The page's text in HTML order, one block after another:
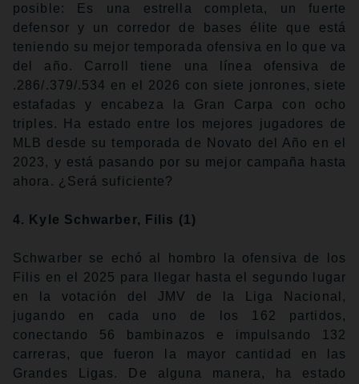
posible: Es una estrella completa, un fuerte
defensor y un corredor de bases élite que está
teniendo su mejor temporada ofensiva en lo que va
del año. Carroll tiene una línea ofensiva de
.286/.379/.534 en el 2026 con siete jonrones, siete
estafadas y encabeza la Gran Carpa con ocho
triples. Ha estado entre los mejores jugadores de
MLB desde su temporada de Novato del Año en el
2023, y está pasando por su mejor campaña hasta
ahora. ¿Será suficiente?
4. Kyle Schwarber, Filis (1)
Schwarber se echó al hombro la ofensiva de los
Filis en el 2025 para llegar hasta el segundo lugar
en la votación del JMV de la Liga Nacional,
jugando en cada uno de los 162 partidos,
conectando 56 bambinazos e impulsando 132
carreras, que fueron la mayor cantidad en las
Grandes Ligas. De alguna manera, ha estado